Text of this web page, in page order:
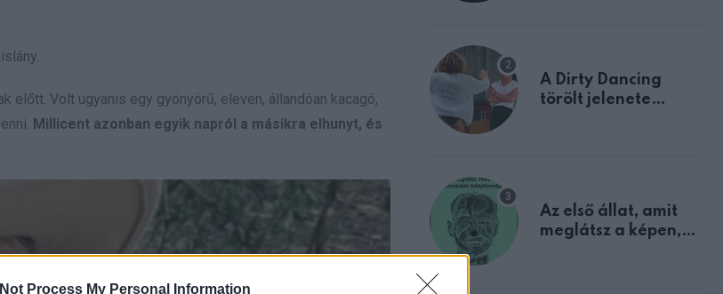
Process My Personal Information
Volt ugyanis egy gyönyörű, eleven, állandóan kacagó,
Millicent azonban egyik napról a másikra elhunyt, és
A Dirty Dancing
törölt jelenete
Az első állat, amit
meglátsz a képen,